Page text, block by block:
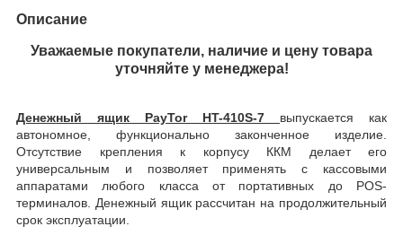
Описание
Уважаемые покупатели, наличие и цену товара
уточняйте у менеджера!
Денежный ящик PayTor HT-410S-7 выпускается как
автономное, функционально законченное изделие.
Отсутствие крепления к корпусу ККМ делает его
универсальным и позволяет применять с кассовыми
аппаратами любого класса от портативных до POS-
терминалов. Денежный ящик рассчитан на продолжительный
срок эксплуатации.